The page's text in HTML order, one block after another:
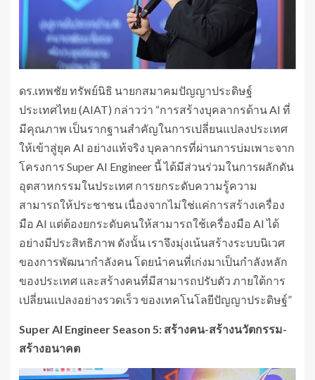
ดร.เทพชัย ทรัพย์นิธิ นายกสมาคมปัญญาประดิษฐ์
ประเทศไทย (AIAT) กล่าวว่า “การสร้างบุคลากรด้าน AI ที่
มีคุณภาพ เป็นรากฐานสำคัญในการเปลี่ยนแปลงประเทศ
ให้เข้าสู่ยุค AI อย่างแท้จริง บุคลากรที่ผ่านการบ่มเพาะจาก
โครงการ Super AI Engineer นี้ ได้มีส่วนร่วมในการผลักดัน
อุตสาหกรรมในประเทศ การยกระดับความรู้ความ
สามารถให้ประชาชน เนื่องจากไม่ใช่แค่การสร้างเครื่อง
มือ AI แต่ต้องยกระดับคนให้สามารถใช้เครื่องมือ AI ได้
อย่างมีประสิทธิภาพ ดังนั้น เราจึงมุ่งเน้นสร้างระบบนิเวศ
ของการพัฒนากำลังคน โดยนำคนที่เก่งมาเป็นกำลังหลัก
ของประเทศ และสร้างคนที่มีสามารถปรับตัว ภายใต้การ
เปลี่ยนแปลงอย่างรวดเร็ว ของเทคโนโลยีปัญญาประดิษฐ์”
Super AI Engineer Season 5: สร้างคน-สร้างนวัตกรรม-
สร้างอนาคต